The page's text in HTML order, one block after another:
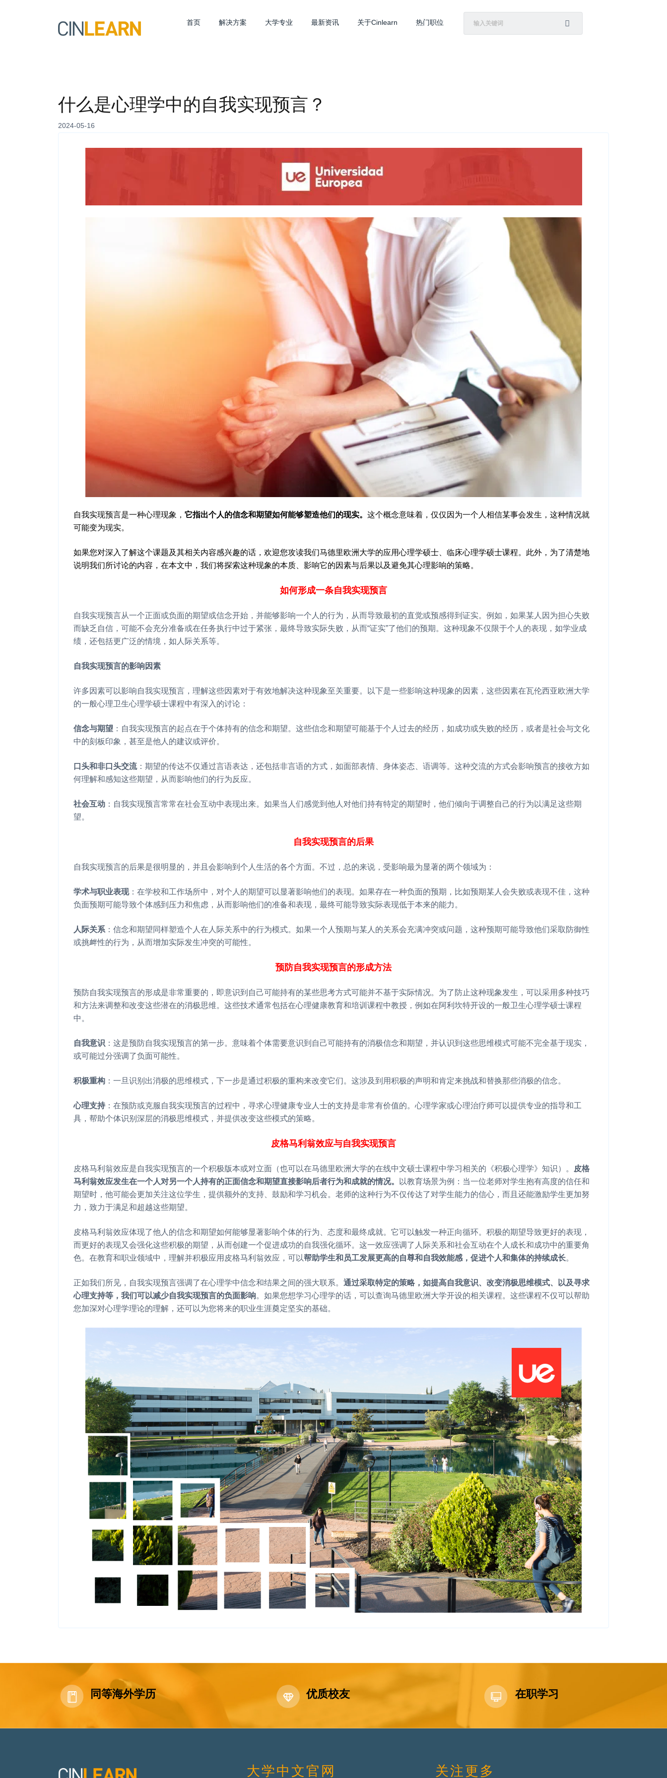
首页 解决方案 大学专业 最新资讯 关于Cinlearn 热门职位
什么是心理学中的自我实现预言？
2024-05-16
自我实现预言是一种心理现象， 它指出个人的信念和期望如何能够塑造他们的现实。 这个概念意味着，仅仅因为一个人相信某事会发生，这种情况就
可能变为现实。
如果您对深入了解这个课题及其相关内容感兴趣的话，欢迎您攻读我们马德里欧洲大学的应用心理学硕士、临床心理学硕士课程。此外，为了清楚地
说明我们所讨论的内容，在本文中，我们将探索这种现象的本质、影响它的因素与后果以及避免其心理影响的策略。
如何形成一条自我实现预言
自我实现预言从一个正面或负面的期望或信念开始，并能够影响一个人的行为，从而导致最初的直觉或预感得到证实。例如，如果某人因为担心失败
而缺乏自信，可能不会充分准备或在任务执行中过于紧张，最终导致实际失败，从而“证实”了他们的预期。这种现象不仅限于个人的表现，如学业成
绩，还包括更广泛的情境，如人际关系等。
自我实现预言的影响因素
许多因素可以影响自我实现预言，理解这些因素对于有效地解决这种现象至关重要。以下是一些影响这种现象的因素，这些因素在瓦伦西亚欧洲大学
的一般心理卫生心理学硕士课程中有深入的讨论：
信念与期望 ：自我实现预言的起点在于个体持有的信念和期望。这些信念和期望可能基于个人过去的经历，如成功或失败的经历，或者是社会与文化
中的刻板印象，甚至是他人的建议或评价。
口头和非口头交流：期望的传达不仅通过言语表达，还包括非言语的方式，如面部表情、身体姿态、语调等。这种交流的方式会影响预言的接收方如
何理解和感知这些期望，从而影响他们的行为反应。
社会互动 ：自我实现预言常常在社会互动中表现出来。如果当人们感觉到他人对他们持有特定的期望时，他们倾向于调整自己的行为以满足这些期
望。
自我实现预言的后果
自我实现预言的后果是很明显的，并且会影响到个人生活的各个方面。不过，总的来说，受影响最为显著的两个领域为：
学术与职业表现：在学校和工作场所中，对个人的期望可以显著影响他们的表现。如果存在一种负面的预期，比如预期某人会失败或表现不佳，这种
负面预期可能导致个体感到压力和焦虑，从而影响他们的准备和表现，最终可能导致实际表现低于本来的能力。
人际关系 ：信念和期望同样塑造个人在人际关系中的行为模式。如果一个人预期与某人的关系会充满冲突或问题，这种预期可能导致他们采取防御性
或挑衅性的行为，从而增加实际发生冲突的可能性。
预防自我实现预言的形成方法
预防自我实现预言的形成是非常重要的，即意识到自己可能持有的某些思考方式可能并不基于实际情况。为了防止这种现象发生，可以采用多种技巧
和方法来调整和改变这些潜在的消极思维。这些技术通常包括在心理健康教育和培训课程中教授，例如在阿利坎特开设的一般卫生心理学硕士课程
中。
自我意识 ：这是预防自我实现预言的第一步。意味着个体需要意识到自己可能持有的消极信念和期望，并认识到这些思维模式可能不完全基于现实，
或可能过分强调了负面可能性。
积极重构 ：一旦识别出消极的思维模式，下一步是通过积极的重构来改变它们。这涉及到用积极的声明和肯定来挑战和替换那些消极的信念。
心理支持 ：在预防或克服自我实现预言的过程中，寻求心理健康专业人士的支持是非常有价值的。心理学家或心理治疗师可以提供专业的指导和工
具，帮助个体识别深层的消极思维模式，并提供改变这些模式的策略。
皮格马利翁效应与自我实现预言
皮格马利翁效应是自我实现预言的一个积极版本或对立面（也可以在马德里欧洲大学的在线中文硕士课程中学习相关的《积极心理学》知识）。
皮格
马利翁效应发生在一个人对另一个人持有的正面信念和期望直接影响后者行为和成就的情况。
以教育场景为例：当一位老师对学生抱有高度的信任和
期望时，他可能会更加关注这位学生，提供额外的支持、鼓励和学习机会。老师的这种行为不仅传达了对学生能力的信心，而且还能激励学生更加努
力，致力于满足和超越这些期望。
皮格马利翁效应体现了他人的信念和期望如何能够显著影响个体的行为、态度和最终成就。它可以触发一种正向循环。积极的期望导致更好的表现，
而更好的表现又会强化这些积极的期望，从而创建一个促进成功的自我强化循环。这一效应强调了人际关系和社会互动在个人成长和成功中的重要角
色。在教育和职业领域中，理解并积极应用皮格马利翁效应，可以帮助学生和员工发展更高的自尊和自我效能感，促进个人和集体的持续成长。
正如我们所见，自我实现预言强调了在心理学中信念和结果之间的强大联系。 通过采取特定的策略，如提高自我意识、改变消极思维模式、以及寻求
心理支持等，我们可以减少自我实现预言的负面影响。如果您想学习心理学的话，可以查询马德里欧洲大学开设的相关课程。这些课程不仅可以帮助
您加深对心理学理论的理解，还可以为您将来的职业生涯奠定坚实的基础。
同等海外学历 优质校友 在职学习
大学中文官网 关注更多